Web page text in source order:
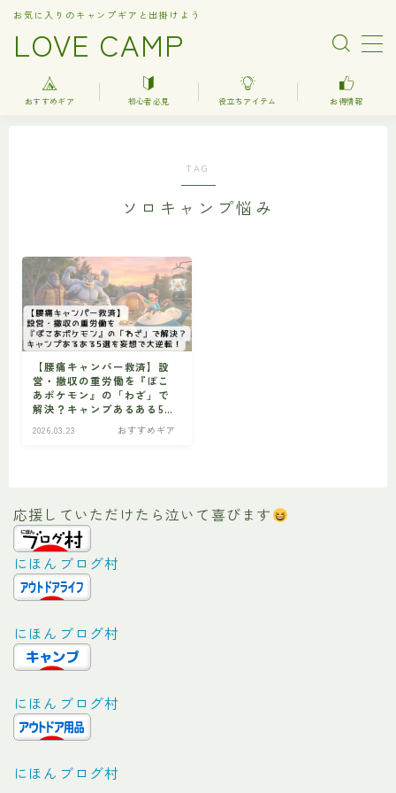
LOVE CAMP
お気に入りのキャンプギアと出掛けよう
調理器具関連（kitchenware）
車中泊
お得情報
楽天お得情報
ビギナー 初心者の方へ
おすすめギア 初心者必見 役立ちアイテム お得情報
TAG
ソロキャンプ悩み
【腰痛キャンパー救済】設
営・撤収の重労働を『ぽこ
あポケモン』の「わざ」で
解決？キャンプあるある5選
を妄想で大逆転！
2026.03.23 おすすめギア
応援していただけたら泣いて喜びます
にほんブログ村
にほんブログ村
にほんブログ村
にほんブログ村